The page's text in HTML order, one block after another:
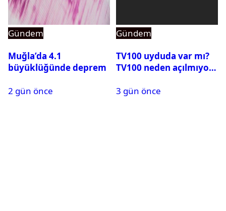
Gündem
Muğla’da 4.1
büyüklüğünde deprem
2 gün önce
Gündem
TV100 uyduda var mı?
TV100 neden açılmıyor?
3 gün önce